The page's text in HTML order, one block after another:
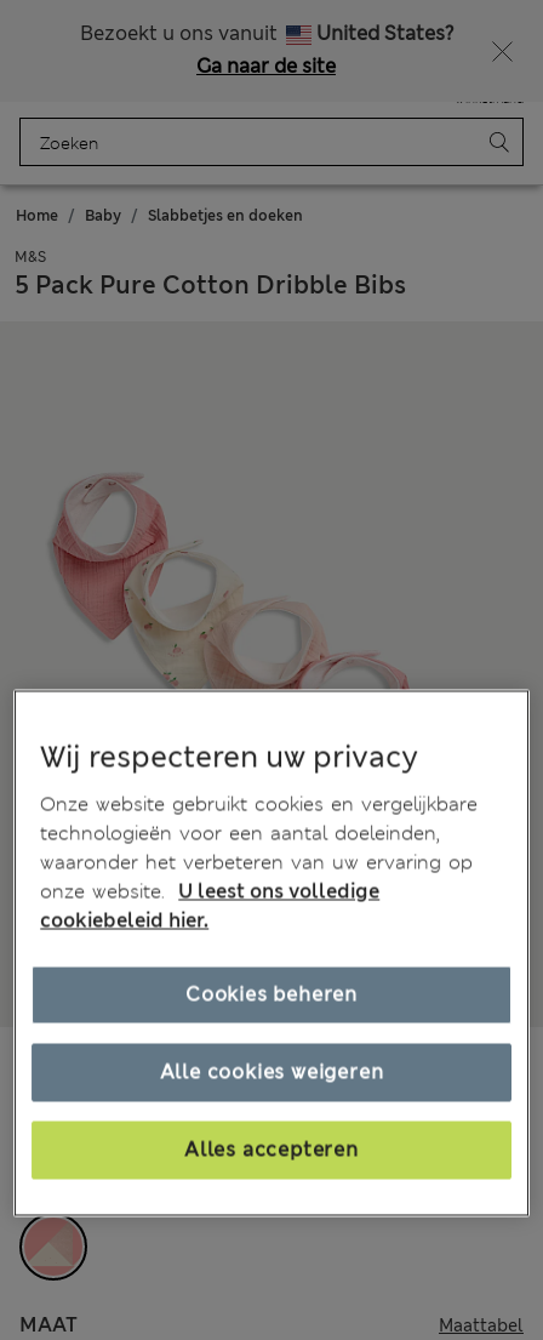
Bezoekt u ons vanuit
United States?
Ga naar de site
Winkelmand
Home Baby Slabbetjes en doeken
M&S
5 Pack Pure Cotton Dribble Bibs
Alle prijzen zijn inclusief btw en invoerrechten
Perzik Mix
MAAT Maattabel
Wij respecteren uw privacy
Onze website gebruikt cookies en vergelijkbare
technologieën voor een aantal doeleinden,
waaronder het verbeteren van uw ervaring op
onze website.
U leest ons volledige
cookiebeleid hier.
Alle cookies weigeren
Alles accepteren
Cookies beheren